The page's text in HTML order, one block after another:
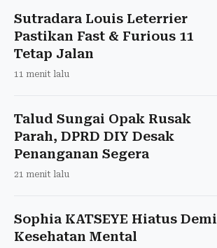
Sutradara Louis Leterrier
Pastikan Fast & Furious 11
Tetap Jalan
11 menit lalu
Talud Sungai Opak Rusak
Parah, DPRD DIY Desak
Penanganan Segera
21 menit lalu
Sophia KATSEYE Hiatus Demi
Kesehatan Mental